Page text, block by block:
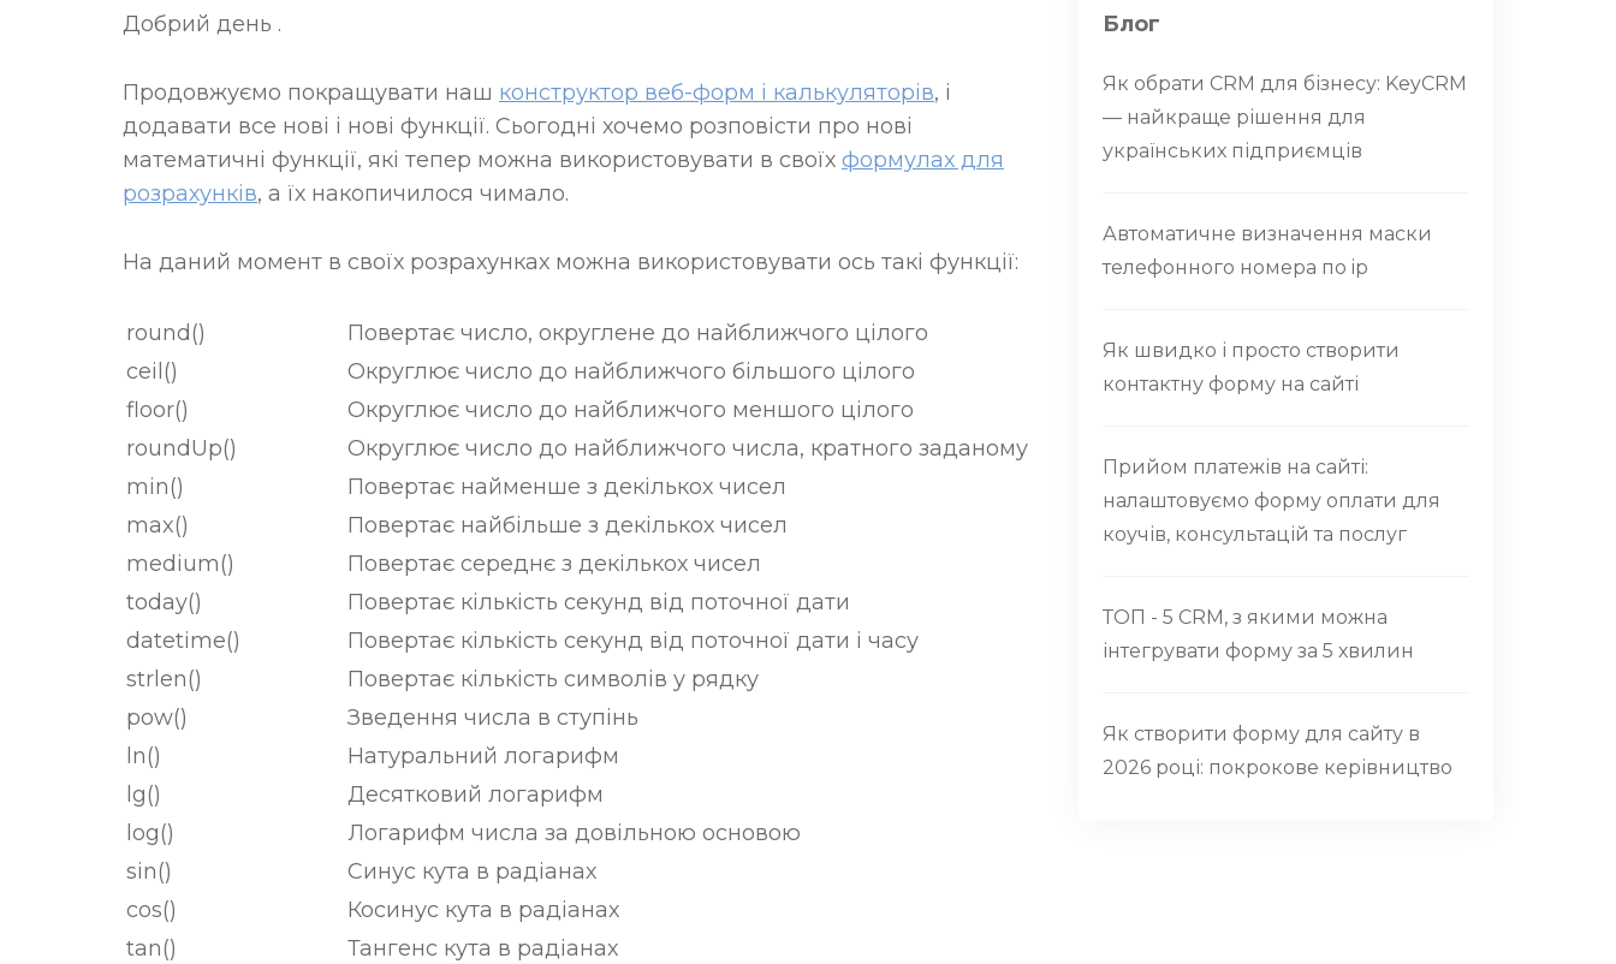
Добрий день .
Продовжуємо покращувати наш конструктор веб-форм і калькуляторів, і
додавати все нові і нові функції. Сьогодні хочемо розповісти про нові
математичні функції, які тепер можна використовувати в своїх формулах для
розрахунків, а їх накопичилося чимало.
На даний момент в своїх розрахунках можна використовувати ось такі функції:
round()
Повертає число, округлене до найближчого цілого
ceil()
Округлює число до найближчого більшого цілого
floor()
Округлює число до найближчого меншого цілого
roundUp()
Округлює число до найближчого числа, кратного заданому
min()
Повертає найменше з декількох чисел
max()
Повертає найбільше з декількох чисел
medium()
Повертає середнє з декількох чисел
today()
Повертає кількість секунд від поточної дати
datetime()
Повертає кількість секунд від поточної дати і часу
strlen()
Повертає кількість символів у рядку
pow()
Зведення числа в ступінь
ln()
Натуральний логарифм
lg()
Десятковий логарифм
log()
Логарифм числа за довільною основою
sin()
Синус кута в радіанах
cos()
Косинус кута в радіанах
tan()
Тангенс кута в радіанах
Блог
Як обрати CRM для бізнесу: KeyCRM
— найкраще рішення для
українських підприємців
Автоматичне визначення маски
телефонного номера по ip
Як швидко і просто створити
контактну форму на сайті
Прийом платежів на сайті:
налаштовуємо форму оплати для
коучів, консультацій та послуг
ТОП - 5 CRM, з якими можна
інтегрувати форму за 5 хвилин
Як створити форму для сайту в
2026 році: покрокове керівництво